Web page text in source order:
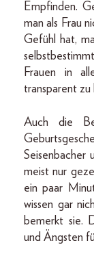
Empfinden.
man als Frau
Gefühl hat,
Frauen in
transparent zu
Auch die
Seisenbacher
meist nur
ein paar
wissen gar
bemerkt sie.
und Ängsten